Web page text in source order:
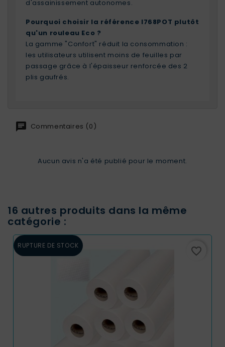
d'assainissement autonomes.
Pourquoi choisir la référence I768POT plutôt
qu'un rouleau Eco ?
La gamme "Confort" réduit la consommation :
les utilisateurs utilisent moins de feuilles par
passage grâce à l'épaisseur renforcée des 2
plis gaufrés.
Commentaires (0)
Aucun avis n'a été publié pour le moment.
16 autres produits dans la même
catégorie :
RUPTURE DE STOCK favorite_border